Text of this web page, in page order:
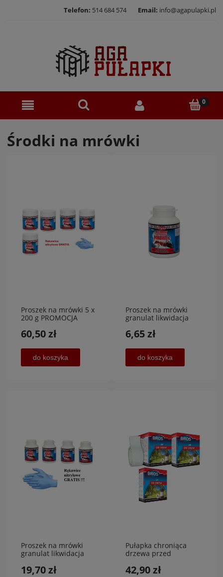
Telefon: 514 684 574 Email: info@agapulapki.pl
Środki na mrówki
Proszek na mrówki 5 x
200 g PROMOCJA
60,50 zł
do koszyka
Proszek na mrówki
granulat likwidacja
lab Sp. Z.o.o
6,65 zł
do koszyka
Proszek na mrówki
granulat likwidacja
19,70 zł
Pułapka chroniąca
drzewa przed
3 sztuki
42,90 zł